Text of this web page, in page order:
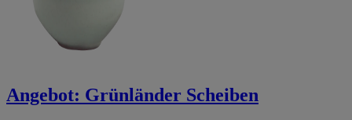
Angebot: Grünländer Scheiben